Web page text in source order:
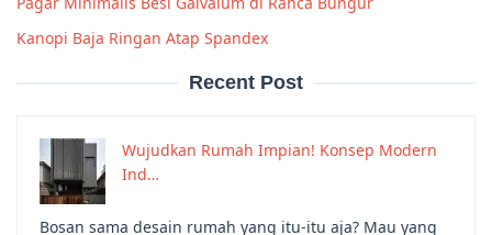
Kanopi Baja Ringan Atap Spandex
Recent Post
Wujudkan Rumah Impian! Konsep Modern
Ind…
Bosan sama desain rumah yang itu-itu aja? Mau yang